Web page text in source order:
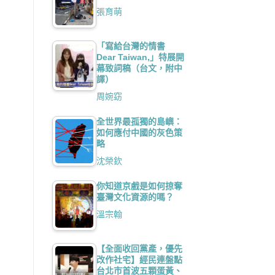
張育萌
「寫給台灣的情書
Dear Taiwan,」特展開
幕致詞稿（台文，附中
譯）
周婉窈
全世界最孤獨的島嶼：
如何應付中國的灰色策
略
沈榮欽
你知道京戲是如何掠奪
臺灣文化資源的嗎？
溫宗翰
【全面收回黨產，優先
改作社宅】經民連盤點
台北市首波五顆蛋黃、